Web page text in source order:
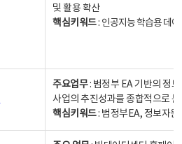
및 활용 확산
핵심키워드: 인공지능 학습용 데
주요업무: 범정부 EA 기반의 정
사업의 추진성과를 종합적으로
핵심키워드: 범정부EA, 정보자